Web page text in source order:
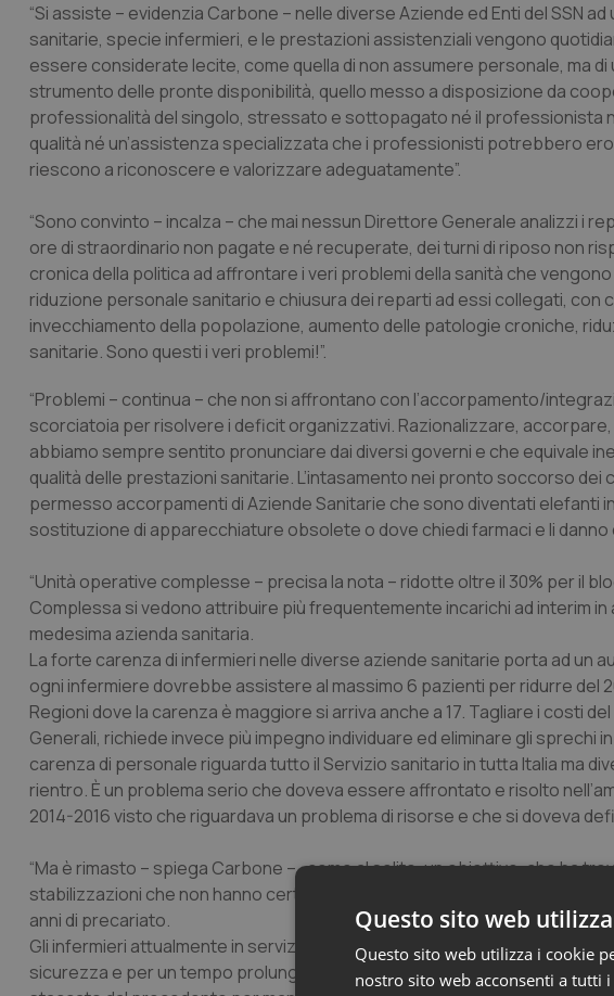
“Si assiste – evidenzia Carbone – nelle diverse Aziende ed Enti del SSN
sanitarie, specie infermieri, e le prestazioni assistenziali vengono
essere considerate lecite, come quella di non assumere personale, ma
strumento delle pronte disponibilità, quello messo a disposizione da
professionalità del singolo, stressato e sottopagato né il professionista
qualità né un’assistenza specializzata che i professionisti potrebbero
riescono a riconoscere e valorizzare adeguatamente”.
“Sono convinto – incalza – che mai nessun Direttore Generale analizzi i
ore di straordinario non pagate e né recuperate, dei turni di riposo non
cronica della politica ad affrontare i veri problemi della sanità che
riduzione personale sanitario e chiusura dei reparti ad essi collegati, con
invecchiamento della popolazione, aumento delle patologie croniche,
sanitarie. Sono questi i veri problemi!”.
“Problemi – continua – che non si affrontano con l’accorpamento/
scorciatoia per risolvere i deficit organizzativi. Razionalizzare,
abbiamo sempre sentito pronunciare dai diversi governi e che equivale
qualità delle prestazioni sanitarie. L’intasamento nei pronto soccorso
permesso accorpamenti di Aziende Sanitarie che sono diventati elefanti
sostituzione di apparecchiature obsolete o dove chiedi farmaci e li
“Unità operative complesse – precisa la nota – ridotte oltre il 30% per il
Complessa si vedono attribuire più frequentemente incarichi ad interim
medesima azienda sanitaria.
La forte carenza di infermieri nelle diverse aziende sanitarie porta ad un
ogni infermiere dovrebbe assistere al massimo 6 pazienti per ridurre del
Regioni dove la carenza è maggiore si arriva anche a 17. Tagliare i costi
Generali, richiede invece più impegno individuare ed eliminare gli sprechi
carenza di personale riguarda tutto il Servizio sanitario in tutta Italia ma
rientro. È un problema serio che doveva essere affrontato e risolto
2014-2016 visto che riguardava un problema di risorse e che si doveva
“Ma è rimasto – spiega Carbone – , come al solito, un obiettivo, che ha
stabilizzazioni che non hanno certo aumentato il numero di personale ma
anni di precariato.
Gli infermieri attualmente in servizio sono pochi e sottopagati (tra i più
sicurezza e per un tempo prolungato nel corso della stessa giornata e
Questo sito web
Questo sito web utilizza i cookie
nostro sito web acconsenti a tutti